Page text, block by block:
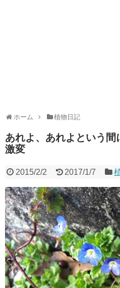
ホーム 植物日記
あれよ、あれよという間
激変
2015/2/2 2017/1/7